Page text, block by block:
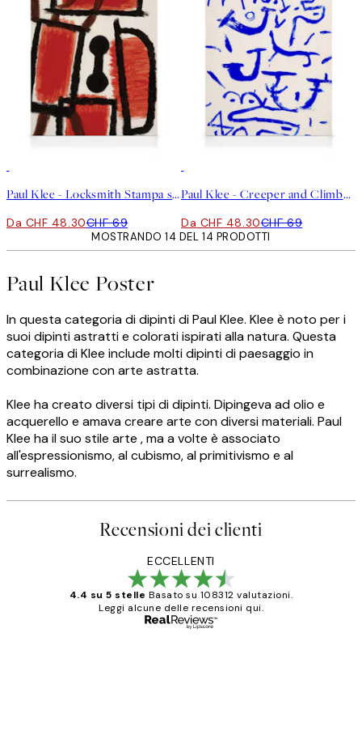
Paul Klee - Locksmith Stampa su Tela
Da CHF 48.30CHF 69
Paul Klee - Creeper and Climber Stampa su Tela
Da CHF 48.30CHF 69
MOSTRANDO 14 DEL 14 PRODOTTI
Paul Klee Poster
In questa categoria di dipinti di Paul Klee. Klee è noto per i
suoi dipinti astratti e colorati ispirati alla natura. Questa
categoria di Klee include molti dipinti di paesaggio in
combinazione con arte astratta.
Klee ha creato diversi tipi di dipinti. Dipingeva ad olio e
acquerello e amava creare arte con diversi materiali. Paul
Klee ha il suo stile arte , ma a volte è associato
all'espressionismo, al cubismo, al primitivismo e al
surrealismo.
Recensioni dei clienti
ECCELLENTI
4.4 su 5 stelle Basato su 108312 valutazioni.
Leggi alcune delle recensioni qui.